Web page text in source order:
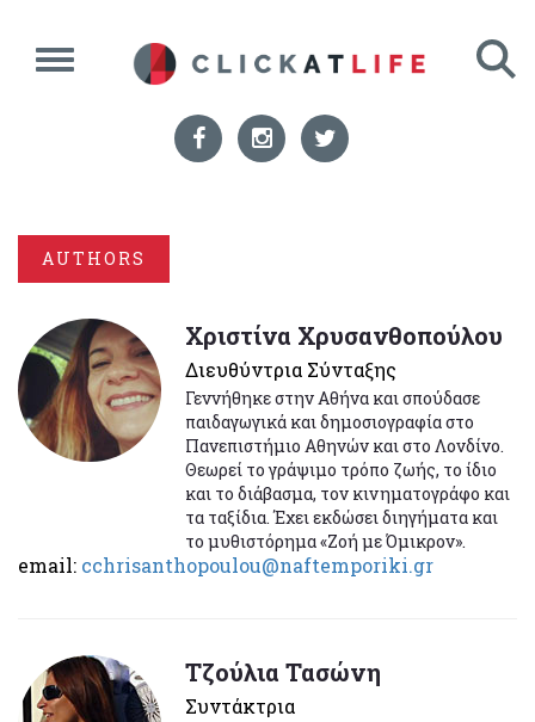
AUTHORS
Χριστίνα Χρυσανθοπούλου
Διευθύντρια Σύνταξης
Γεννήθηκε στην Αθήνα και σπούδασε
παιδαγωγικά και δημοσιογραφία στο
Πανεπιστήμιο Αθηνών και στο Λονδίνο.
Θεωρεί το γράψιμο τρόπο ζωής, το ίδιο
και το διάβασμα, τον κινηματογράφο και
τα ταξίδια. Έχει εκδώσει διηγήματα και
το μυθιστόρημα «Ζοή με Όμικρον».
email: cchrisanthopoulou@naftemporiki.gr
Τζούλια Τασώνη
Συντάκτρια